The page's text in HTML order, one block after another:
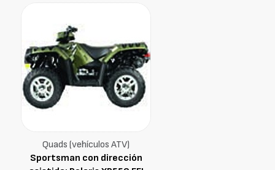
Quads (vehículos ATV)
Sportsman con dirección